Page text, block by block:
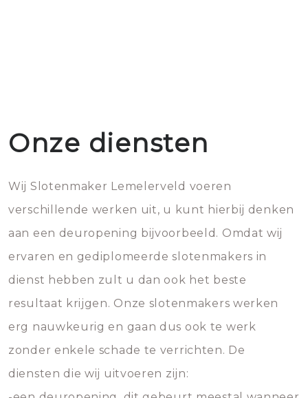
Onze diensten
Wij Slotenmaker Lemelerveld voeren
verschillende werken uit, u kunt hierbij denken
aan een deuropening bijvoorbeeld. Omdat wij
ervaren en gediplomeerde slotenmakers in
dienst hebben zult u dan ook het beste
resultaat krijgen. Onze slotenmakers werken
erg nauwkeurig en gaan dus ook te werk
zonder enkele schade te verrichten. De
diensten die wij uitvoeren zijn: